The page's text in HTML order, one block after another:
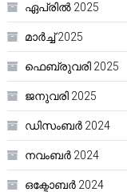
ഏപ്രിൽ 2025
മാർച്ച്‌ 2025
ഫെബ്രുവരി 2025
ജനുവരി 2025
ഡിസംബർ 2024
നവംബർ 2024
ഒക്ടോബർ 2024